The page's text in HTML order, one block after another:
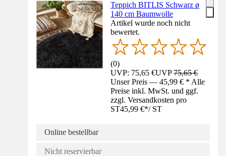
Teppich BITLIS Schwarz ø
140 cm Baumwolle
Artikel wurde noch nicht
bewertet.
(0)
UVP: 75,65 €UVP75,65 €
Unser Preis — 45,99 € * Alle
Preise inkl. MwSt. und ggf.
zzgl. Versandkosten pro
ST45,99 €*/ ST
Online bestellbar
Nicht reservierbar